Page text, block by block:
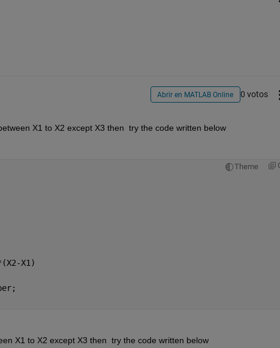
Abrir en MATLAB Online 0 votos
X1 to X2 except X3 then  try the code written below
Theme
X1)
X1 to X2 except X3 then  try the code written below